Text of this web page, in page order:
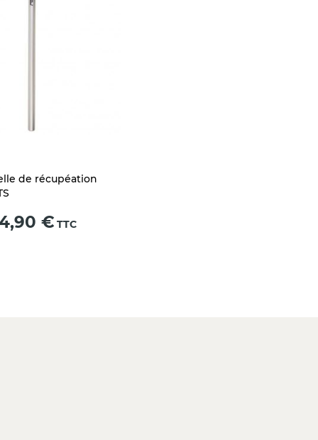
de récupéation
€ TTC